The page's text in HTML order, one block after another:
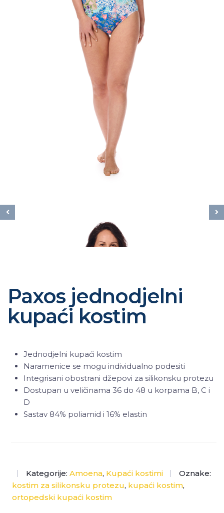
Paxos jednodjelni
kupaći kostim
Jednodjelni kupaći kostim
Naramenice se mogu individualno podesiti
Integrisani obostrani džepovi za silikonsku protezu
Dostupan u veličinama 36 do 48 u korpama B, C i
D
Sastav 84% poliamid i 16% elastin
Kategorije: Amoena, Kupaći kostimi
Oznake:
kostim za silikonsku protezu, kupaći kostim,
ortopedski kupaći kostim